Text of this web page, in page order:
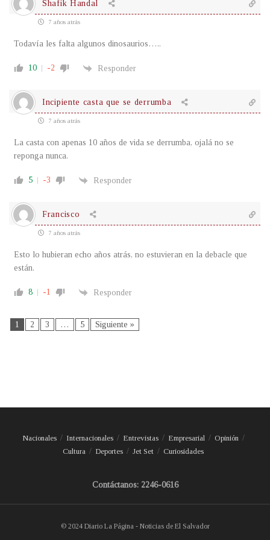
Shafik Handal
7 años atrás
Todavía les falta algunos dinosaurios…..
10 -2 Responder
Incipiente casta que se derrumba
7 años atrás
La casta con apenas 10 años de vida se derrumba, ojalá no se
reponga nunca.
5 -3 Responder
Francisco
7 años atrás
Esto lo hubieran echo años atrás, no estuvieran en la debacle que
están.
8 -1 Responder
1 2 3 … 5 Siguiente »
Nacionales Internacionales Entrevistas Empresarial
Opinión
Cultura
Deportes Jet Set Curiosidades
Contáctanos: 2246-0616
© 2024 Diario La Página - Noticias de El Salvador